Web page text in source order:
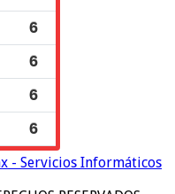
- Servicios Informáticos